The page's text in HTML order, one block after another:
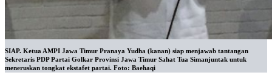
SIAP. Ketua AMPI Jawa Timur Pranaya Yudha (kanan) siap menjawab tantangan
Sekretaris PDP Partai Golkar Provinsi Jawa Timur Sahat Tua Simanjuntak untuk
meneruskan tongkat ekstafet partai. Foto: Baehaqi